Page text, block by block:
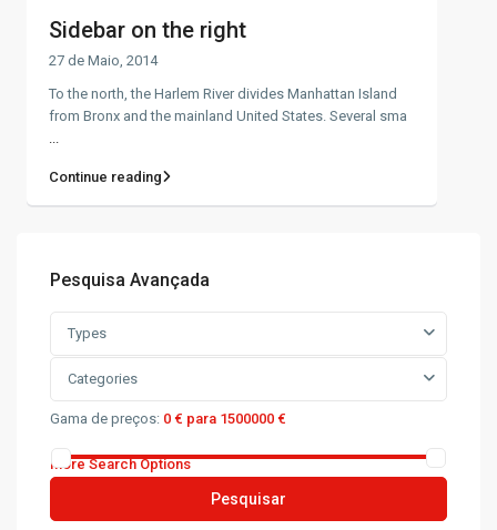
Sidebar on the right
27 de Maio, 2014
To the north, the Harlem River divides Manhattan Island
from Bronx and the mainland United States. Several sma
Continue reading
Pesquisa Avançada
Types
Categories
Gama de preços: 0 € para 1500000 €
More Search Options
Pesquisar